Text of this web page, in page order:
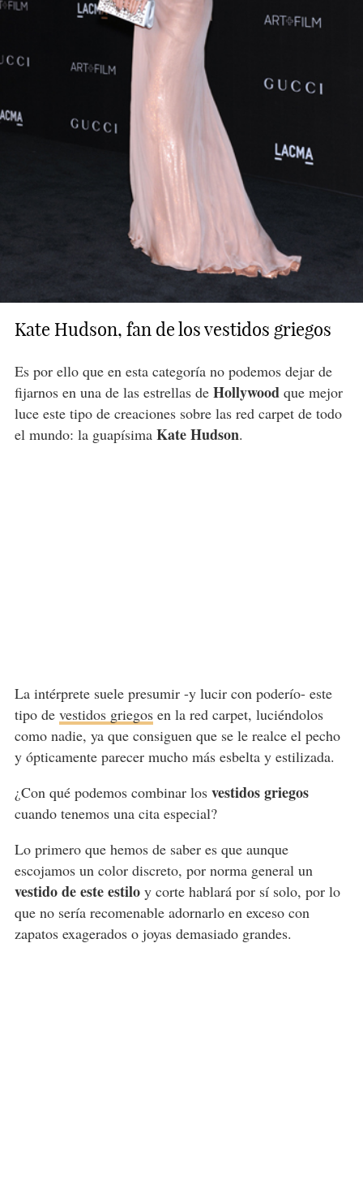
Kate Hudson, fan de los vestidos griegos
Es por ello que en esta categoría no podemos dejar de
fijarnos en una de las estrellas de Hollywood que mejor
luce este tipo de creaciones sobre las red carpet de todo
el mundo: la guapísima Kate Hudson.
La intérprete suele presumir -y lucir con poderío- este
tipo de vestidos griegosen la red carpet, luciéndolos
como nadie, ya que consiguen que se le realce el pecho
y ópticamente parecer mucho más esbelta y estilizada.
¿Con qué podemos combinar los vestidos griegos
cuando tenemos una cita especial?
Lo primero que hemos de saber es que aunque
escojamos un color discreto, por norma general un
vestido de este estiloy corte hablará por sí solo, por lo
que no sería recomenable adornarlo en exceso con
zapatos exagerados o joyas demasiado grandes.